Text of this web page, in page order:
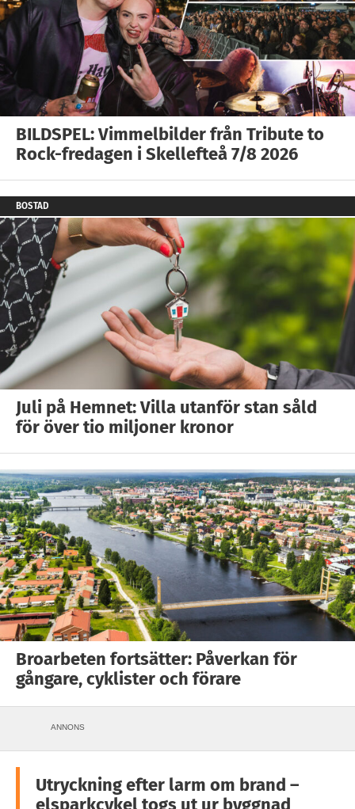
BILDSPEL: Vimmelbilder från Tribute to
Rock-fredagen i Skellefteå 7/8 2026
BOSTAD
Juli på Hemnet: Villa utanför stan såld
för över tio miljoner kronor
Broarbeten fortsätter: Påverkan för
gångare, cyklister och förare
ANNONS
Utryckning efter larm om brand –
elsparkcykel togs ut ur byggnad